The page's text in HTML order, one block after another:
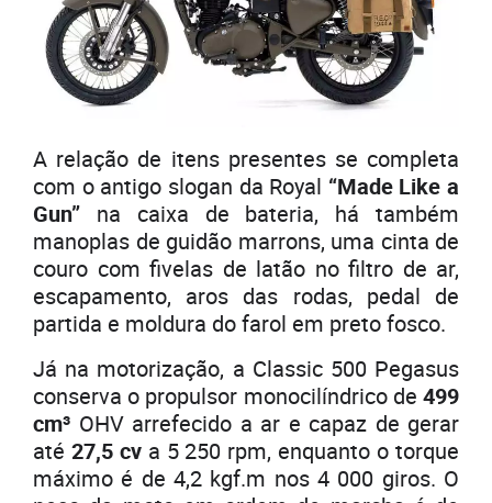
A relação de itens presentes se completa
com o antigo slogan da Royal “Made Like a
Gun” na caixa de bateria, há também
manoplas de guidão marrons, uma cinta de
couro com fivelas de latão no filtro de ar,
escapamento, aros das rodas, pedal de
partida e moldura do farol em preto fosco.
Já na motorização, a Classic 500 Pegasus
conserva o propulsor monocilíndrico de 499
cm³ OHV arrefecido a ar e capaz de gerar
até 27,5 cva 5 250 rpm, enquanto o torque
máximo é de 4,2 kgf.m nos 4 000 giros. O